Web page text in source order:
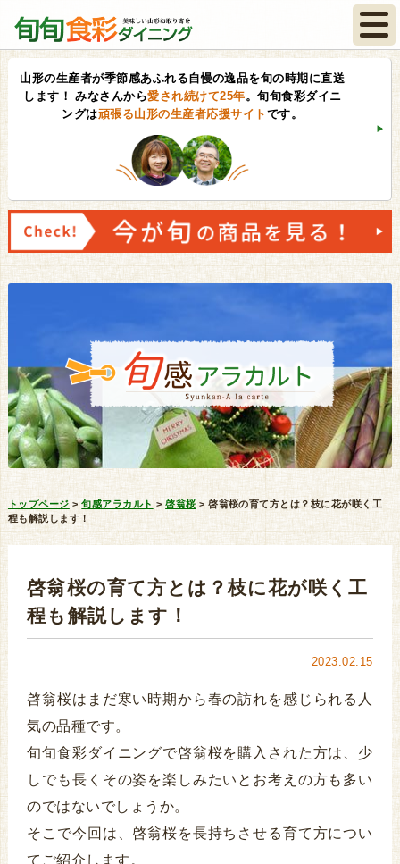
山形の生産者が季節感あふれる自慢の逸品を旬の時期に直送
します！ みなさんから愛され続けて25年。旬旬食彩ダイニ
ングは頑張る山形の生産者応援サイト です。
トップページ >旬感アラカルト >啓翁桜 >啓翁桜の育て方とは？枝に花が咲く工
程も解説します！
啓翁桜の育て方とは？枝に花が咲く工
程も解説します！
2023.02.15
啓翁桜はまだ寒い時期から春の訪れを感じられる人
気の品種です。
旬旬食彩ダイニングで啓翁桜を購入された方は、少
しでも長くその姿を楽しみたいとお考えの方も多い
のではないでしょうか。
そこで今回は、啓翁桜を長持ちさせる育て方につい
てご紹介します。